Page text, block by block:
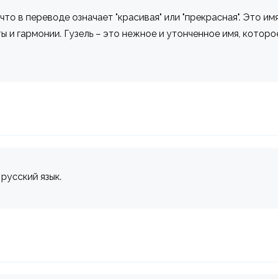
в переводе означает "красивая" или "прекрасная". Это
гармонии. Гузель – это нежное и утонченное имя,
язык.